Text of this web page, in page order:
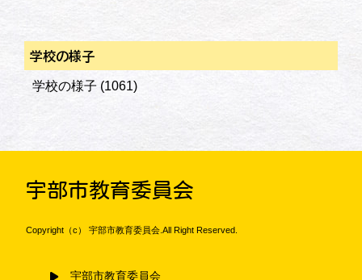
学校の様子
学校の様子 (1061)
宇部市教育委員会
Copyright（c） 宇部市教育委員会.All Right Reserved.
宇部市教育委員会